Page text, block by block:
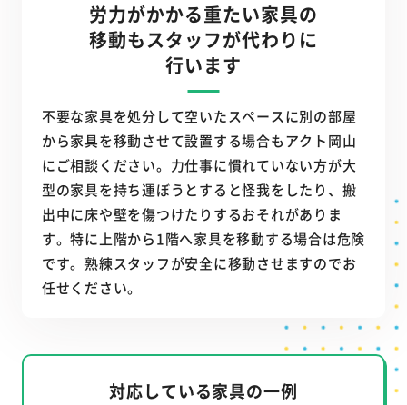
労力がかかる重たい家具の
移動もスタッフが代わりに
行います
不要な家具を処分して空いたスペースに別の部屋
から家具を移動させて設置する場合もアクト岡山
にご相談ください。力仕事に慣れていない方が大
型の家具を持ち運ぼうとすると怪我をしたり、搬
出中に床や壁を傷つけたりするおそれがありま
す。特に上階から1階へ家具を移動する場合は危険
です。熟練スタッフが安全に移動させますのでお
任せください。
対応している家具の一例